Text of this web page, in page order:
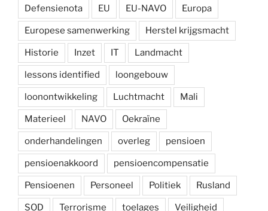
Defensienota EU EU-NAVO Europa
Europese samenwerking Herstel krijgsmacht
Historie Inzet IT Landmacht
lessons identified loongebouw
loonontwikkeling Luchtmacht Mali
Materieel NAVO Oekraïne
onderhandelingen overleg pensioen
pensioenakkoord pensioencompensatie
Pensioenen Personeel Politiek Rusland
SOD Terrorisme toelages Veiligheid